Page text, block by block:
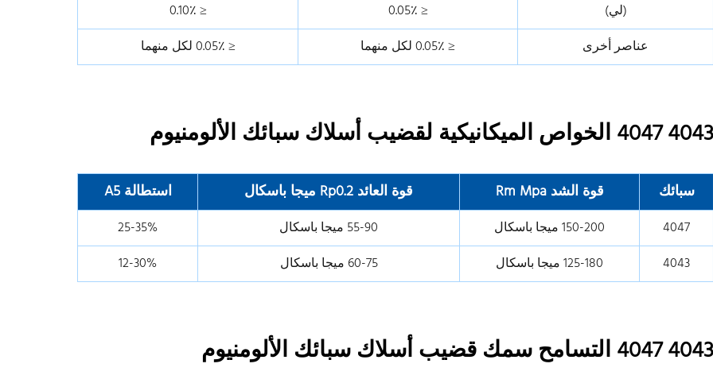
(لي)
≤ 0.05٪
≤ 0.10٪
عناصر أخرى
≤ 0.05٪ لكل منهما ≤ 0.05٪ لكل منهما
4043 4047 الخواص الميكانيكية لقضيب أسلاك سبائك الألومنيوم
سبائك قوة الشد Rm Mpa قوة العائد Rp0.2 ميجا باسكال استطالة A5
4047 150-200 ميجا باسكال 55-90 ميجا باسكال
25-35%
4043
125-180 ميجا باسكال 60-75 ميجا باسكال 12-30%
4043 4047 التسامح سمك قضيب أسلاك سبائك الألومنيوم